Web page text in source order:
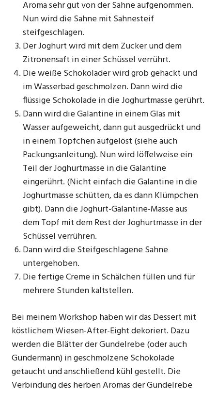
Aroma sehr gut von der Sahne aufgenommen.
Nun wird die Sahne mit Sahnesteif
steifgeschlagen.
Der Joghurt wird mit dem Zucker und dem
Zitronensaft in einer Schüssel verrührt.
Die weiße Schokolader wird grob gehackt und
im Wasserbad geschmolzen. Dann wird die
flüssige Schokolade in die Joghurtmasse gerührt.
Dann wird die Galantine in einem Glas mit
Wasser aufgeweicht, dann gut ausgedrückt und
in einem Töpfchen aufgelöst (siehe auch
Packungsanleitung). Nun wird löffelweise ein
Teil der Joghurtmasse in die Galantine
eingerührt. (Nicht einfach die Galantine in die
Joghurtmasse schütten, da es dann Klümpchen
gibt). Dann die Joghurt-Galantine-Masse aus
dem Topf mit dem Rest der Joghurtmasse in der
Schüssel verrühren.
Dann wird die Steifgeschlagene Sahne
untergehoben.
Die fertige Creme in Schälchen füllen und für
mehrere Stunden kaltstellen.
Bei meinem Workshop haben wir das Dessert mit
köstlichem Wiesen-After-Eight dekoriert. Dazu
werden die Blätter der Gundelrebe (oder auch
Gundermann) in geschmolzene Schokolade
getaucht und anschließend kühl gestellt. Die
Verbindung des herben Aromas der Gundelrebe